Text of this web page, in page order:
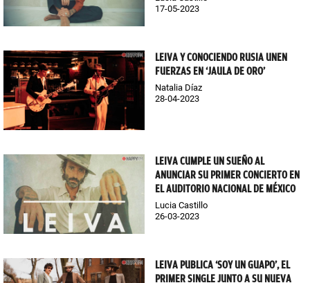
17-05-2023
LEIVA Y CONOCIENDO RUSIA UNEN
FUERZAS EN ‘JAULA DE ORO’
Natalia Díaz
28-04-2023
LEIVA CUMPLE UN SUEÑO AL
ANUNCIAR SU PRIMER CONCIERTO EN
EL AUDITORIO NACIONAL DE MÉXICO
Lucia Castillo
26-03-2023
LEIVA PUBLICA ‘SOY UN GUAPO’, EL
PRIMER SINGLE JUNTO A SU NUEVA